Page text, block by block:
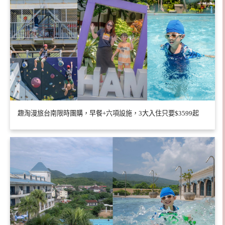
趣淘漫旅台南限時團購，早餐+六項設施，3大入住只要$3599起